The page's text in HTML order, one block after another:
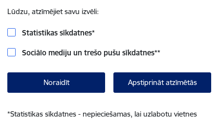
Lūdzu, atzīmējiet savu izvēli:
Statistikas sīkdatnes*
Sociālo mediju un trešo pušu sīkdatnes**
Noraidīt Apstiprināt atzīmētās
*Statistikas sīkdatnes - nepieciešamas, lai uzlabotu vietnes